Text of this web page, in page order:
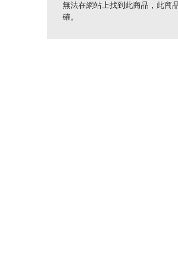
無法在網站上找到此商品，此商
確。